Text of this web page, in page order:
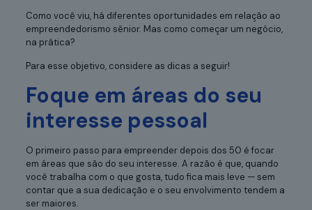
Como você viu, há diferentes oportunidades em relação ao
empreendedorismo sênior. Mas como começar um negócio,
na prática?
Para esse objetivo, considere as dicas a seguir!
Foque em áreas do seu
interesse pessoal
O primeiro passo para empreender depois dos 50 é focar
em áreas que são do seu interesse. A razão é que, quando
você trabalha com o que gosta, tudo fica mais leve — sem
contar que a sua dedicação e o seu envolvimento tendem a
ser maiores.